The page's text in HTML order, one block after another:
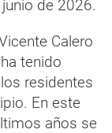
de 2026.
Calero
tenido
residentes
En este
años se